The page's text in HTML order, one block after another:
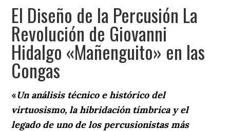
El Diseño de la Percusión La
Revolución de Giovanni
Hidalgo «Mañenguito» en las
Congas
«Un análisis técnico e histórico del
virtuosismo, la hibridación tímbrica y el
legado de uno de los percusionistas más